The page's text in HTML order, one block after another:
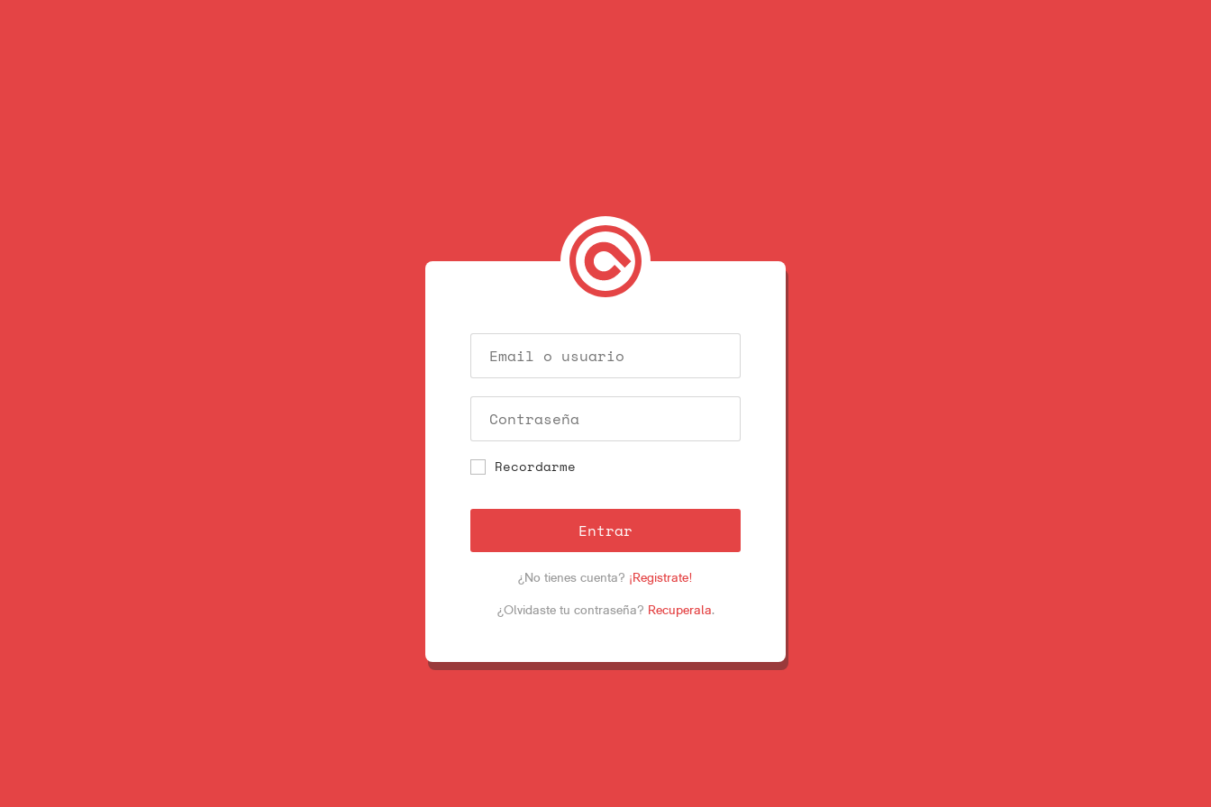
Recordarme
Entrar
¿No tienes cuenta? ¡Registrate!
¿Olvidaste tu contraseña? Recuperala.